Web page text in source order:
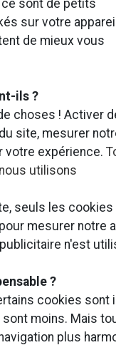
sont de petits
sur votre
de mieux vous
ils ?
choses ! Activer
site, mesurer
votre expérience.
utilisons
seuls les cookies
mesurer notre
n'est
?
cookies sont
moins. Mais
plus